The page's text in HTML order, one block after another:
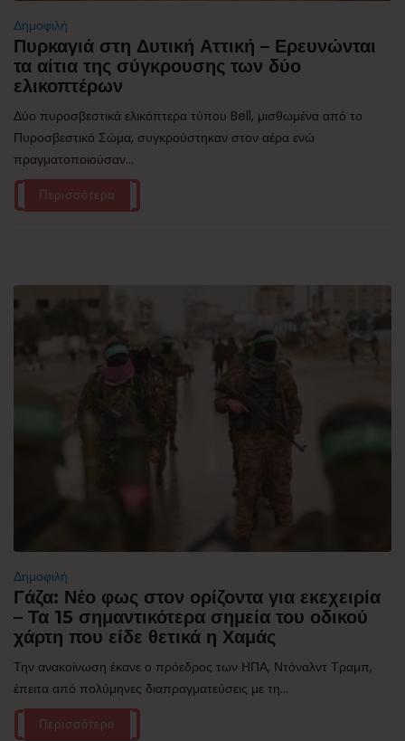
Δημοφιλή
Πυρκαγιά στη Δυτική Αττική – Ερευνώνται
τα αίτια της σύγκρουσης των δύο
ελικοπτέρων
Δύο πυροσβεστικά ελικόπτερα τύπου Bell, μισθωμένα από το
Πυροσβεστικό Σώμα, συγκρούστηκαν στον αέρα ενώ
πραγματοποιούσαν...
Περισσότερα
Δημοφιλή
Γάζα: Νέο φως στον ορίζοντα για εκεχειρία
– Τα 15 σημαντικότερα σημεία του οδικού
χάρτη που είδε θετικά η Χαμάς
Την ανακοίνωση έκανε ο πρόεδρος των ΗΠΑ, Ντόναλντ Τραμπ,
έπειτα από πολύμηνες διαπραγματεύσεις με τη...
Περισσότερα